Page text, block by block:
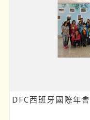
DFC西班牙國際年會